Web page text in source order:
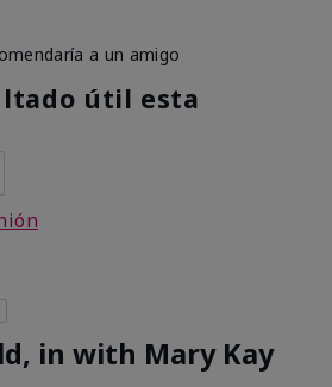
a un amigo
útil esta
in with Mary Kay